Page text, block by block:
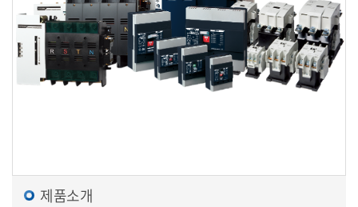
제품소개